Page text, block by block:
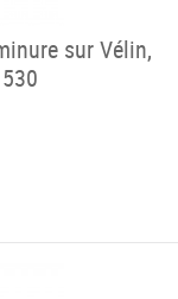
sur Vélin,